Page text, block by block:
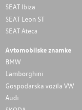
SEAT Ibiza
SEAT Leon ST
SEAT Ateca
Avtomobilske znamke
BMW
Lamborghini
Gospodarska vozila VW
Audi